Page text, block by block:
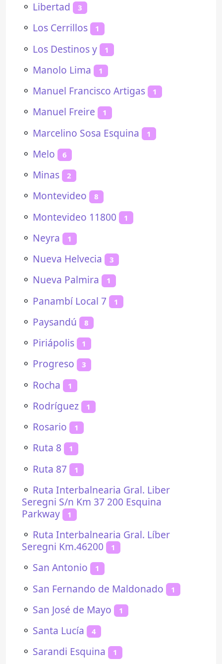
⚬ Libertad 3
⚬ Los Cerrillos 1
⚬ Los Destinos y 1
⚬ Manolo Lima 1
⚬ Manuel Francisco Artigas 1
⚬ Manuel Freire 1
⚬ Marcelino Sosa Esquina 1
⚬ Melo 6
⚬ Minas 2
⚬ Montevideo 8
⚬ Montevideo 11800 1
⚬ Neyra 1
⚬ Nueva Helvecia 3
⚬ Nueva Palmira 1
⚬ Panambí Local 7 1
⚬ Paysandú 8
⚬ Piriápolis 1
⚬ Progreso 3
⚬ Rocha 1
⚬ Rodríguez 1
⚬ Rosario 1
⚬ Ruta 8 1
⚬ Ruta 87 1
⚬ Ruta Interbalnearia Gral. Liber
Seregni S/n Km 37 200 Esquina
Parkway
1
⚬ Ruta Interbalnearia Gral. Líber
Seregni Km.46200
1
⚬ San Antonio 1
⚬ San Fernando de Maldonado 1
⚬ San José de Mayo 1
⚬ Santa Lucía 4
⚬ Sarandi Esquina 1